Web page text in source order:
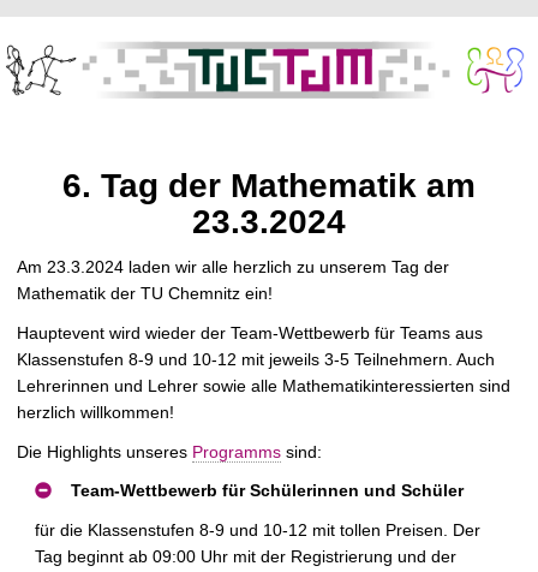
H
a
u
a
f
6. Tag der Mathematik am
23.3.2024
Am 23.3.2024 laden wir alle herzlich zu unserem Tag der
Mathematik der TU Chemnitz ein!
Hauptevent wird wieder der Team-Wettbewerb für Teams aus
Klassenstufen 8-9 und 10-12 mit jeweils 3-5 Teilnehmern. Auch
Lehrerinnen und Lehrer sowie alle Mathematikinteressierten sind
herzlich willkommen!
Die Highlights unseres Programms sind:
Team-Wettbewerb für Schülerinnen und Schüler
für die Klassenstufen 8-9 und 10-12 mit tollen Preisen. Der
Tag beginnt ab 09:00 Uhr mit der Registrierung und der